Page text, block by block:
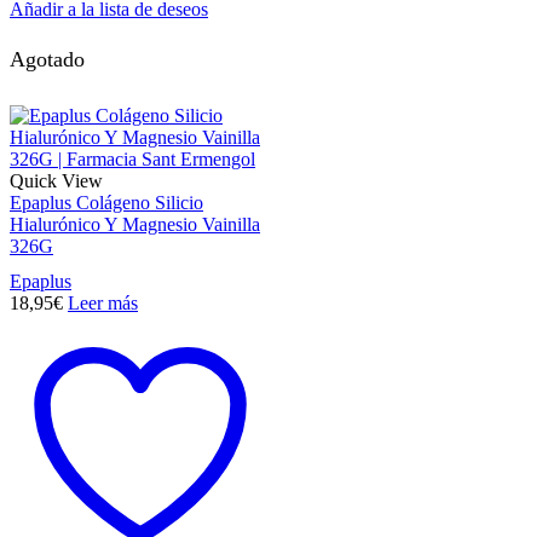
Añadir a la lista de deseos
Agotado
Quick View
Epaplus Colágeno Silicio
Hialurónico Y Magnesio Vainilla
326G
Epaplus
18,95€ Leer más